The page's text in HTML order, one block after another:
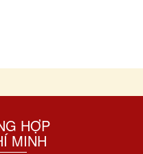
HỢP
MINH